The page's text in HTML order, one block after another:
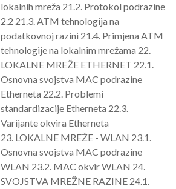
lokalnih mreža 21.2. Protokol podrazine
2.2 21.3. ATM tehnologija na
podatkovnoj razini 21.4. Primjena ATM
tehnologije na lokalnim mrežama 22.
LOKALNE MREŽE ETHERNET 22.1.
Osnovna svojstva MAC podrazine
Etherneta 22.2. Problemi
standardizacije Etherneta 22.3.
Varijante okvira Etherneta
23. LOKALNE MREŽE - WLAN 23.1.
Osnovna svojstva MAC podrazine
WLAN 23.2. MAC okvir WLAN 24.
SVOJSTVA MREŽNE RAZINE 24.1.